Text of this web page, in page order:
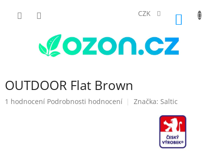
CZK
OUTDOOR Flat Brown
Průměrné
1 hodnocení Podrobnosti hodnocení Značka: Saltic